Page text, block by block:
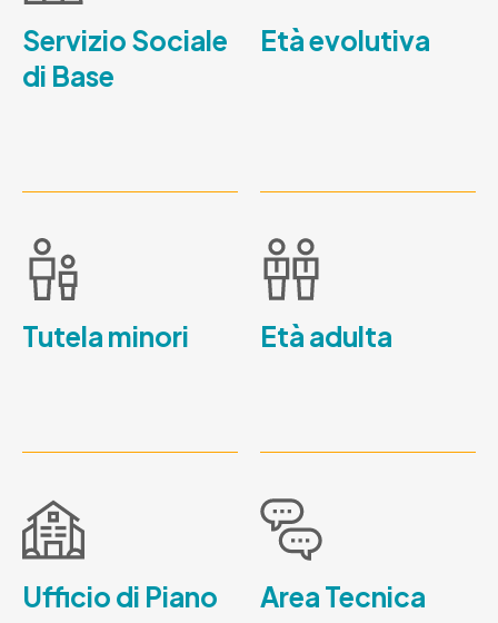
Servizio Sociale
di Base
Età evolutiva
Tutela minori Età adulta
Ufficio di Piano Area Tecnica